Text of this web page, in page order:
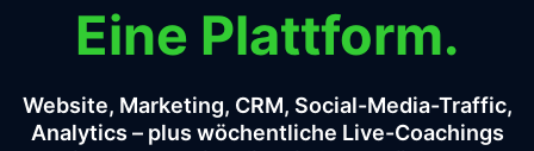
Eine Plattform.
Website, Marketing, CRM, Social-Media-Traffic,
Analytics – plus wöchentliche Live-Coachings